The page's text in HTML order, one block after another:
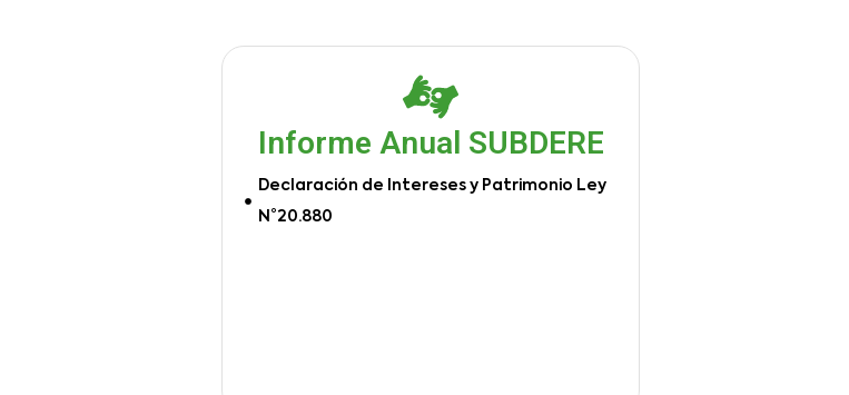
Informe Anual SUBDERE
Declaración de Intereses y Patrimonio Ley
N°20.880